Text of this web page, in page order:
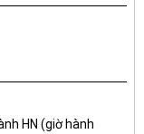
HN (giờ hành